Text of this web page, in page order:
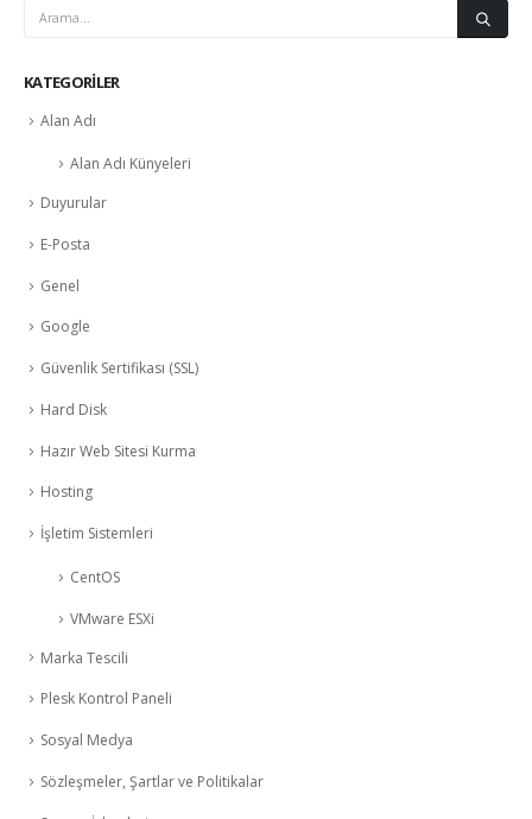
KATEGORILER
Alan Adı
Alan Adı Künyeleri
Duyurular
E-Posta
Genel
Google
Güvenlik Sertifikası (SSL)
Hard Disk
Hazır Web Sitesi Kurma
Hosting
İşletim Sistemleri
CentOS
VMware ESXi
Marka Tescili
Plesk Kontrol Paneli
Sosyal Medya
Sözleşmeler, Şartlar ve Politikalar